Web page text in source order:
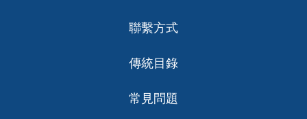
聯繫方式
傳統目錄
常見問題